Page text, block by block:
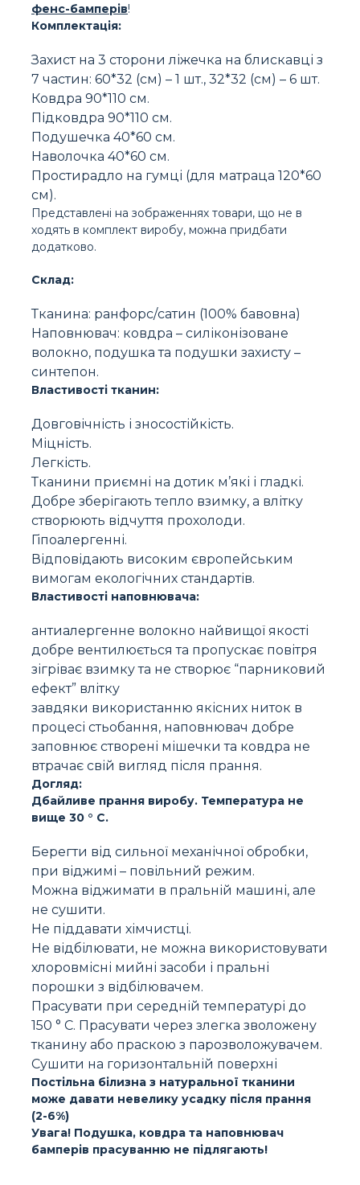
фенс-бамперів!
Комплектація:
Захист на 3 сторони ліжечка на блискавці з
7 частин: 60*32 (см) – 1 шт., 32*32 (см) – 6 шт.
Ковдра 90*110 см.
Підковдра 90*110 см.
Подушечка 40*60 см.
Наволочка 40*60 см.
Простирадло на гумці (для матраца 120*60
см).
Представлені на зображеннях товари, що не в
ходять в комплект виробу, можна придбати
додатково.
Склад:
Тканина: ранфорс/сатин (100% бавовна)
Наповнювач: ковдра – силіконізоване
волокно, подушка та подушки захисту –
синтепон.
Властивості тканин:
Довговічність і зносостійкість.
Міцність.
Легкість.
Тканини приємні на дотик м’які і гладкі.
Добре зберігають тепло взимку, а влітку
створюють відчуття прохолоди.
Гіпоалергенні.
Відповідають високим європейським
вимогам екологічних стандартів.
Властивості наповнювача:
антиалергенне волокно найвищої якості
добре вентилюється та пропускає повітря
зігріває взимку та не створює “парниковий
ефект” влітку
завдяки використанню якісних ниток в
процесі стьобання, наповнювач добре
заповнює створені мішечки та ковдра не
втрачає свій вигляд після прання.
Догляд:
Дбайливе прання виробу. Температура не
вище 30 ° C.
Берегти від сильної механічної обробки,
при віджимі – повільний режим.
Можна віджимати в пральній машині, але
не сушити.
Не піддавати хімчистці.
Не відбілювати, не можна використовувати
хлоровмісні мийні засоби і пральні
порошки з відбілювачем.
Прасувати при середній температурі до
150 ° C. Прасувати через злегка зволожену
тканину або праскою з парозволожувачем.
Сушити на горизонтальній поверхні
Постільна білизна з натуральної тканини
може давати невелику усадку після прання
(2-6%)
Увага! Подушка, ковдра та наповнювач
бамперів прасуванню не підлягають!